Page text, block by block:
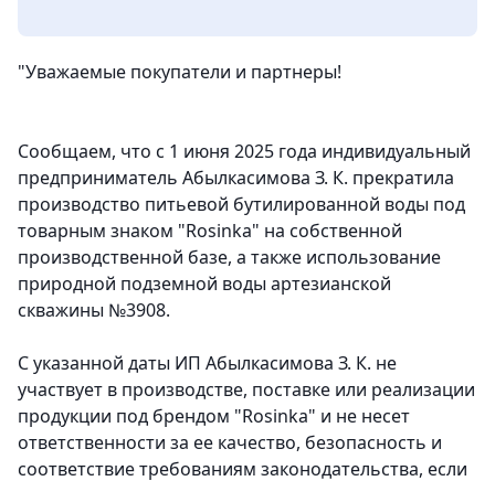
"Уважаемые покупатели и партнеры!
Сообщаем, что с 1 июня 2025 года индивидуальный
предприниматель Абылкасимова З. К. прекратила
производство питьевой бутилированной воды под
товарным знаком "Rosinka" на собственной
производственной базе, а также использование
природной подземной воды артезианской
скважины №3908.
С указанной даты ИП Абылкасимова З. К. не
участвует в производстве, поставке или реализации
продукции под брендом "Rosinka" и не несет
ответственности за ее качество, безопасность и
соответствие требованиям законодательства, если